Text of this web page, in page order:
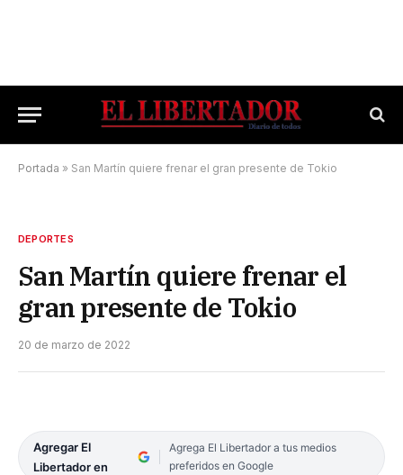
Portada » San Martín quiere frenar el gran presente de Tokio
DEPORTES
San Martín quiere frenar el
gran presente de Tokio
20 de marzo de 2022
Agregar El
Libertador en
Agrega El Libertador a tus medios
preferidos en Google